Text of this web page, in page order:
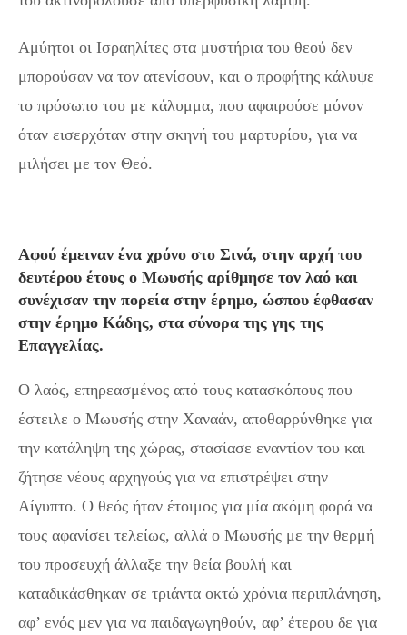
Αμύητοι οι Ισραηλίτες στα μυστήρια του θεού δεν
μπορούσαν να τον ατενίσουν, και ο προφήτης κάλυψε
το πρόσωπο του με κάλυμμα, που αφαιρούσε μόνον
όταν εισερχόταν στην σκηνή του μαρτυρίου, για να
μιλήσει με τον Θεό.
Αφού έμειναν ένα χρόνο στο Σινά, στην αρχή του
δευτέρου έτους ο Μωυσής αρίθμησε τον λαό και
συνέχισαν την πορεία στην έρημο, ώσπου έφθασαν
στην έρημο Κάδης, στα σύνορα της γης της
Επαγγελίας.
Ο λαός, επηρεασμένος από τους κατασκόπους που
έστειλε ο Μωυσής στην Χαναάν, αποθαρρύνθηκε για
την κατάληψη της χώρας, στασίασε εναντίον του και
ζήτησε νέους αρχηγούς για να επιστρέψει στην
Αίγυπτο. Ο θεός ήταν έτοιμος για μία ακόμη φορά να
τους αφανίσει τελείως, αλλά ο Μωυσής με την θερμή
του προσευχή άλλαξε την θεία βουλή και
καταδικάσθηκαν σε τριάντα οκτώ χρόνια περιπλάνηση,
αφ’ ενός μεν για να παιδαγωγηθούν, αφ’ έτερου δε για